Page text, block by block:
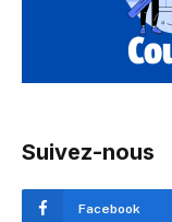
Suivez-nous
Facebook